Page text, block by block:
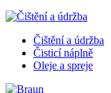
Čištění a údržba
Čisticí náplně
Oleje a spreje